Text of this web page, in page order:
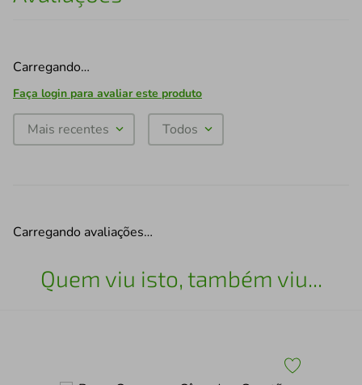
Carregando…
Faça login para avaliar este produto
Mais recentes Todos
Carregando avaliações…
Quem viu isto, também viu...